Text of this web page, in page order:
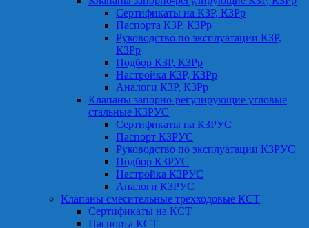
Сертификаты на КЗР, КЗРр
Паспорта КЗР, КЗРр
Руководство по эксплуатации КЗР,
КЗРр
Подбор КЗР, КЗРр
Настройка КЗР, КЗРр
Аналоги КЗР, КЗРр
Клапаны запорно-регулирующие угловые
стальные КЗРУС
Сертификаты на КЗРУС
Паспорт КЗРУС
Руководство по эксплуатации КЗРУС
Подбор КЗРУС
Настройка КЗРУС
Аналоги КЗРУС
Клапаны смесительные трехходовые КСТ
Сертификаты на КСТ
Паспорта КСТ